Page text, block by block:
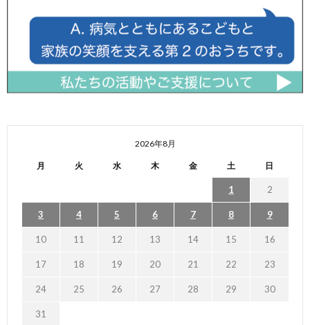
2026年8月
月 火 水 木 金 土 日
1 2
3 4 5 6 7 8 9
10 11 12 13 14 15 16
17 18 19 20 21 22 23
24 25 26 27 28 29 30
31